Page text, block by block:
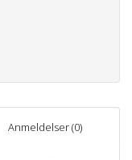
Anmeldelser (0)